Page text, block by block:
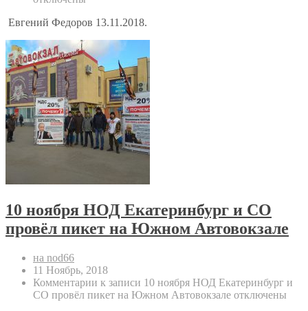
Евгений Федоров 13.11.2018.
10 ноября НОД Екатеринбург и СО
провёл пикет на Южном Автовокзале
на nod66
11 Ноябрь, 2018
Комментарии к записи 10 ноября НОД Екатеринбург и
СО провёл пикет на Южном Автовокзале отключены